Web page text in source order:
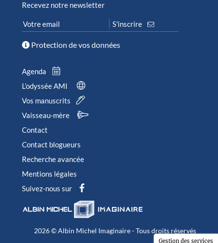
Recevez notre newsletter
Protection de vos données
Agenda
L’odyssée AMI
Vos manuscrits
Vaisseau-mère
Contact
Contact blogueurs
Recherche avancée
Mentions légales
Suivez-nous sur
2026 © Albin Michel Imaginaire - Tous droits réservés
Gestion des services